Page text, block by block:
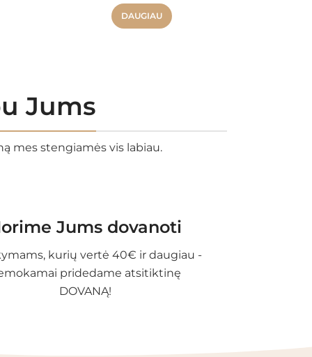
DAUGIAU
Jums
mes stengiamės vis labiau.
Jums dovanoti
kurių vertė 40€ ir daugiau -
pridedame atsitiktinę
DOVANĄ!